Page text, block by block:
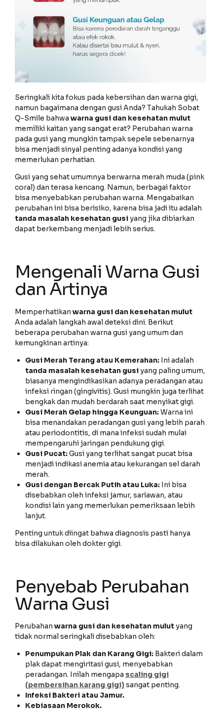
Seringkali kita fokus pada kebersihan dan warna gigi,
namun bagaimana dengan gusi Anda? Tahukah Sobat
Q-Smile bahwa warna gusi dan kesehatan mulut
memiliki kaitan yang sangat erat? Perubahan warna
pada gusi yang mungkin tampak sepele sebenarnya
bisa menjadi sinyal penting adanya kondisi yang
memerlukan perhatian.
Gusi yang sehat umumnya berwarna merah muda (pink
coral) dan terasa kencang. Namun, berbagai faktor
bisa menyebabkan perubahan warna. Mengabaikan
perubahan ini bisa berisiko, karena bisa jadi itu adalah
tanda masalah kesehatan gusiyang jika dibiarkan
dapat berkembang menjadi lebih serius.
Mengenali Warna Gusi
dan Artinya
Memperhatikan warna gusi dan kesehatan mulut
Anda adalah langkah awal deteksi dini. Berikut
beberapa perubahan warna gusi yang umum dan
kemungkinan artinya:
Gusi Merah Terang atau Kemerahan: Ini adalah
tanda masalah kesehatan gusiyang paling umum,
biasanya mengindikasikan adanya peradangan atau
infeksi ringan (gingivitis). Gusi mungkin juga terlihat
bengkak dan mudah berdarah saat menyikat gigi.
Gusi Merah Gelap hingga Keunguan:Warna ini
bisa menandakan peradangan gusi yang lebih parah
atau periodontitis, di mana infeksi sudah mulai
mempengaruhi jaringan pendukung gigi.
Gusi Pucat:Gusi yang terlihat sangat pucat bisa
menjadi indikasi anemia atau kekurangan sel darah
merah.
Gusi dengan Bercak Putih atau Luka: Ini bisa
disebabkan oleh infeksi jamur, sariawan, atau
kondisi lain yang memerlukan pemeriksaan lebih
lanjut.
Penting untuk diingat bahwa diagnosis pasti hanya
bisa dilakukan oleh dokter gigi.
Penyebab Perubahan
Warna Gusi
Perubahan warna gusi dan kesehatan mulutyang
tidak normal seringkali disebabkan oleh:
Penumpukan Plak dan Karang Gigi: Bakteri dalam
plak dapat mengiritasi gusi, menyebabkan
peradangan. Inilah mengapa scaling gigi
(pembersihan karang gigi)sangat penting.
Infeksi Bakteri atau Jamur.
Kebiasaan Merokok.